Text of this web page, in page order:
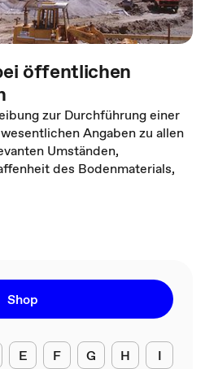
öffentlichen
zur Durchführung einer
Angaben zu allen
Umständen,
des Bodenmaterials,
Shop
E F G H
I